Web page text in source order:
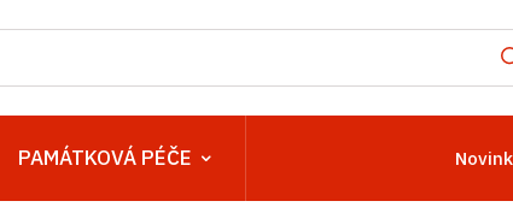
PAMÁTKOVÁ PÉČE